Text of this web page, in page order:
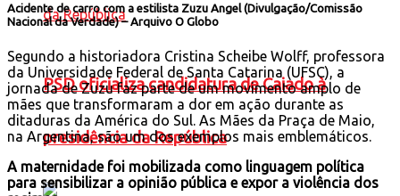
PSD oficializa candidatura de Caiado à
presidência da República
Acidente de carro com a estilista Zuzu Angel (Divulgação/Comissão
Nacional da Verdade) –Arquivo O Globo
Segundo a historiadora Cristina Scheibe Wolff, professora
da Universidade Federal de Santa Catarina (UFSC), a
jornada de Zuzu faz parte de um movimento amplo de
mães que transformaram a dor em ação durante as
ditaduras da América do Sul. As Mães da Praça de Maio,
na Argentina, são um dos exemplos mais emblemáticos.
A maternidade foi mobilizada como linguagem política
para sensibilizar a opinião pública e expor a violência dos